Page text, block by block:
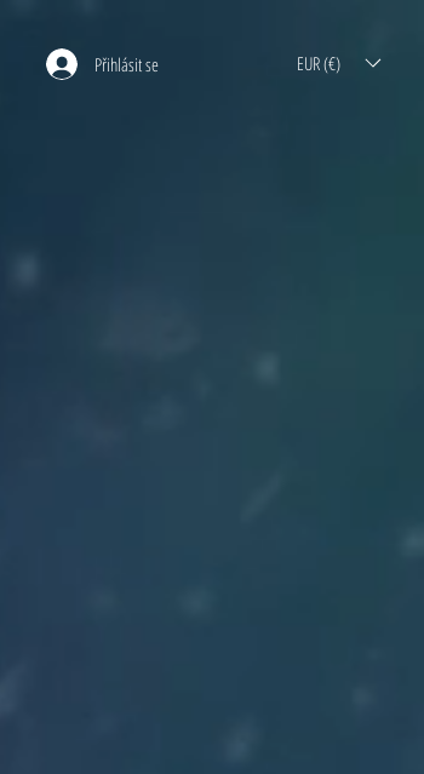
Přihlásit se EUR (€)